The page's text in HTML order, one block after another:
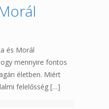
és Morál
mennyire fontos
életben. Miért
felelősség […]